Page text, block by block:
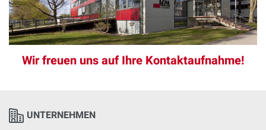
Wir freuen uns auf Ihre Kontaktaufnahme!
UNTERNEHMEN